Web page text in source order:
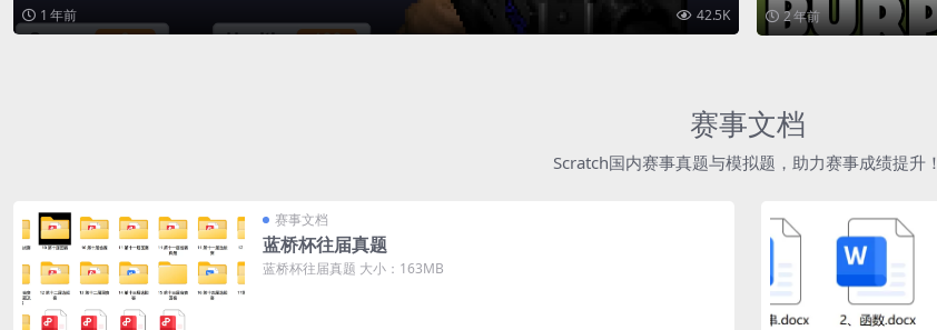
1 年前
42.5K 2 年前
赛事文档
Scratch国内赛事真题与模拟题，助力赛事成绩提升！
赛事文档
蓝桥杯往届真题
蓝桥杯往届真题 大小：163MB